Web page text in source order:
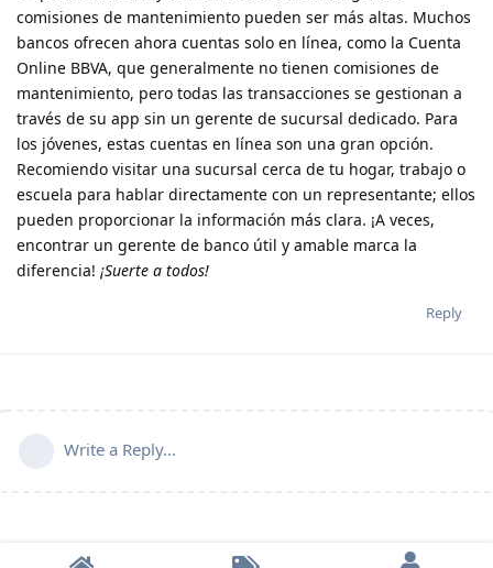
comisiones de mantenimiento pueden ser más altas. Muchos
bancos ofrecen ahora cuentas solo en línea, como la Cuenta
Online BBVA, que generalmente no tienen comisiones de
mantenimiento, pero todas las transacciones se gestionan a
través de su app sin un gerente de sucursal dedicado. Para
los jóvenes, estas cuentas en línea son una gran opción.
Recomiendo visitar una sucursal cerca de tu hogar, trabajo o
escuela para hablar directamente con un representante; ellos
pueden proporcionar la información más clara. ¡A veces,
encontrar un gerente de banco útil y amable marca la
diferencia! ¡Suerte a todos!
Reply
Write a Reply...